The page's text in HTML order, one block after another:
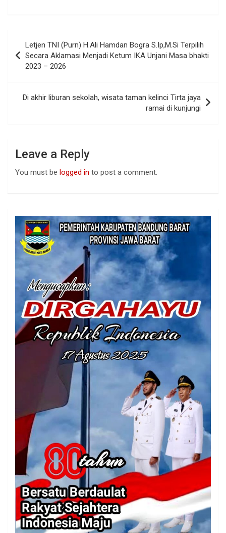
ce
b
o
o
k
at
s
A
p
p
ke
dI
n
navigation
Letjen TNI (Purn) H.Ali Hamdan Bogra S.Ip,M.Si Terpilih
Secara Aklamasi Menjadi Ketum IKA Unjani Masa bhakti
2023 – 2026
Di akhir liburan sekolah, wisata taman kelinci Tirta jaya
ramai di kunjungi
Leave a Reply
You must be logged in to post a comment.